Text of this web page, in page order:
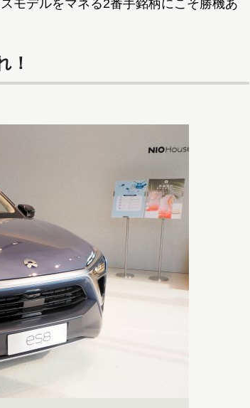
モデルをマネる2番手銘柄にこそ勝機あ
！